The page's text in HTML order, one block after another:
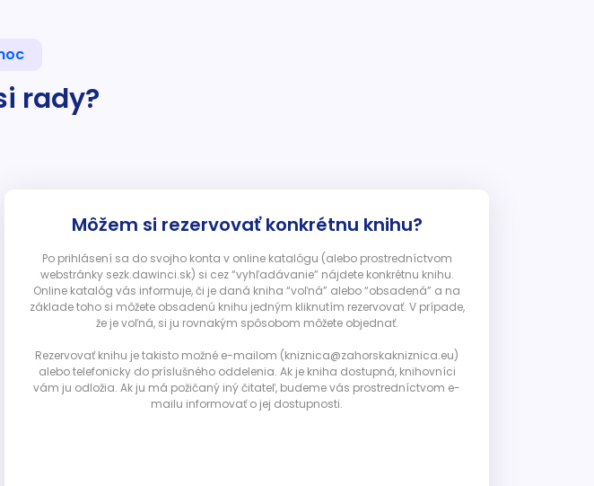
rady?
Môžem si rezervovať konkrétnu knihu?
Po prihlásení sa do svojho konta v online katalógu (alebo prostredníctvom
webstránky sezk.dawinci.sk) si cez “vyhľadávanie” nájdete konkrétnu knihu.
Online katalóg vás informuje, či je daná kniha “voľná” alebo “obsadená” a na
základe toho si môžete obsadenú knihu jedným kliknutím rezervovať. V prípade,
že je voľná, si ju rovnakým spôsobom môžete objednať.
Rezervovať knihu je takisto možné e-mailom (kniznica@zahorskakniznica.eu)
alebo telefonicky do príslušného oddelenia. Ak je kniha dostupná, knihovníci
vám ju odložia. Ak ju má požičaný iný čitateľ, budeme vás prostredníctvom e-
mailu informovať o jej dostupnosti.